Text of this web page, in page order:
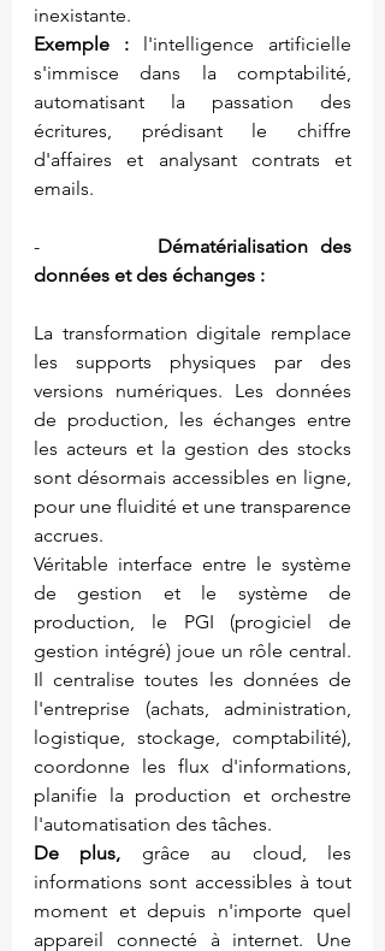
inexistante.
Exemple : l'intelligence artificielle
s'immisce dans la comptabilité,
automatisant la passation des
écritures, prédisant le chiffre
d'affaires et analysant contrats et
emails.
- Dématérialisation des
données et des échanges :
La transformation digitale remplace
les supports physiques par des
versions numériques. Les données
de production, les échanges entre
les acteurs et la gestion des stocks
sont désormais accessibles en ligne,
pour une fluidité et une transparence
accrues.
Véritable interface entre le système
de gestion et le système de
production, le PGI (progiciel de
gestion intégré) joue un rôle central.
Il centralise toutes les données de
l'entreprise (achats, administration,
logistique, stockage, comptabilité),
coordonne les flux d'informations,
planifie la production et orchestre
l'automatisation des tâches.
De plus, grâce au cloud, les
informations sont accessibles à tout
moment et depuis n'importe quel
appareil connecté à internet. Une